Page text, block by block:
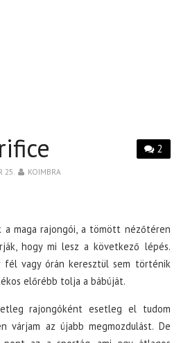
2
25. KOIMBRA
a maga rajongói, a tömött nézőtéren
hogy mi lesz a következő lépés.
fél vagy órán keresztül sem történik
előrébb tolja a bábúját.
rajongóként esetleg el tudom
várjam az újabb megmozdulást. De